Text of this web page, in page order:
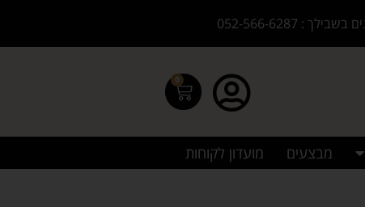
: 052-566-6287
0
מבצעים מועדון לקוחות